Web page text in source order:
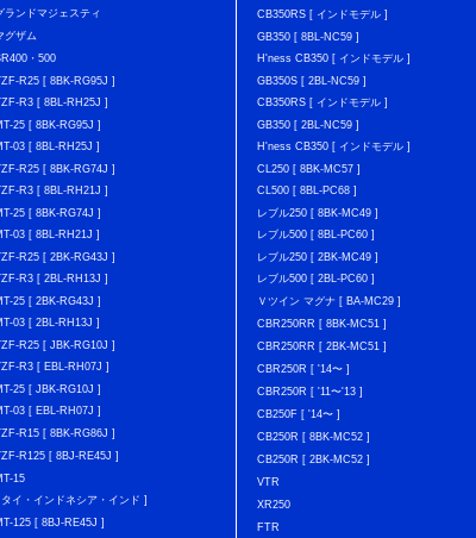
ランドマジェスティ
グザム
・500
R25 [ 8BK-RG95J ]
R3 [ 8BL-RH25J ]
25 [ 8BK-RG95J ]
03 [ 8BL-RH25J ]
R25 [ 8BK-RG74J ]
R3 [ 8BL-RH21J ]
25 [ 8BK-RG74J ]
03 [ 8BL-RH21J ]
R25 [ 2BK-RG43J ]
R3 [ 2BL-RH13J ]
25 [ 2BK-RG43J ]
03 [ 2BL-RH13J ]
R25 [ JBK-RG10J ]
R3 [ EBL-RH07J ]
25 [ JBK-RG10J ]
03 [ EBL-RH07J ]
R15 [ 8BK-RG86J ]
R125 [ 8BJ-RE45J ]
15
イ・インドネシア・インド ]
125 [ 8BJ-RE45J ]
CB350RS [ インドモデル ]
GB350 [ 8BL-NC59 ]
H'ness CB350 [ インドモデル ]
GB350S [ 2BL-NC59 ]
CB350RS [ インドモデル ]
GB350 [ 2BL-NC59 ]
H'ness CB350 [ インドモデル ]
CL250 [ 8BK-MC57 ]
CL500 [ 8BL-PC68 ]
レブル250 [ 8BK-MC49 ]
レブル500 [ 8BL-PC60 ]
レブル250 [ 2BK-MC49 ]
レブル500 [ 2BL-PC60 ]
Ｖツイン マグナ [ BA-MC29 ]
CBR250RR [ 8BK-MC51 ]
CBR250RR [ 2BK-MC51 ]
CBR250R [ '14〜 ]
CBR250R [ '11〜'13 ]
CB250F [ '14〜 ]
CB250R [ 8BK-MC52 ]
CB250R [ 2BK-MC52 ]
VTR
XR250
FTR